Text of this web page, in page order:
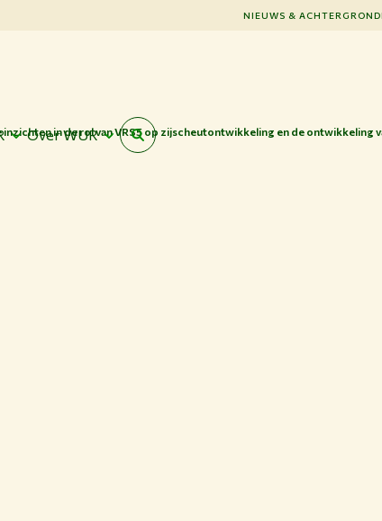
NIEUWS &
Over WUR
in de rol van VRS5 op zijscheutontwikkeling en de ontwikkeling